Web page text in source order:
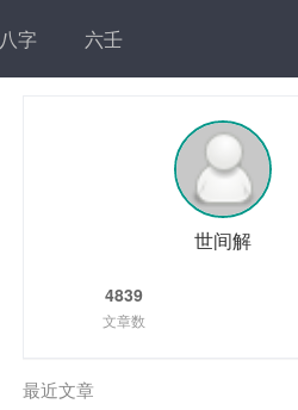
八字 六壬
世间解
4839
文章数
最近文章